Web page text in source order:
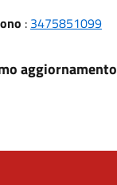
: 3475851099
aggiornamento